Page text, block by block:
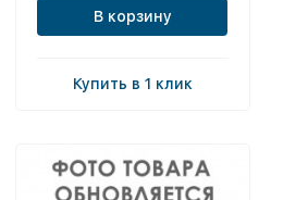
В корзину
Купить в 1 клик